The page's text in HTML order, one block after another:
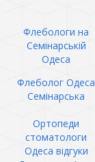
Флебологи на
Семінарській
Одеса
Флеболог Одеса
Семінарська
Ортопеди
стоматологи
Одеса відгуки